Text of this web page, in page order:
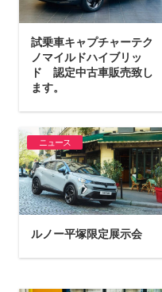
試乗車キャプチャーテク
ノマイルドハイブリッ
ド 認定中古車販売致し
ます。
ニュース
ルノー平塚限定展示会